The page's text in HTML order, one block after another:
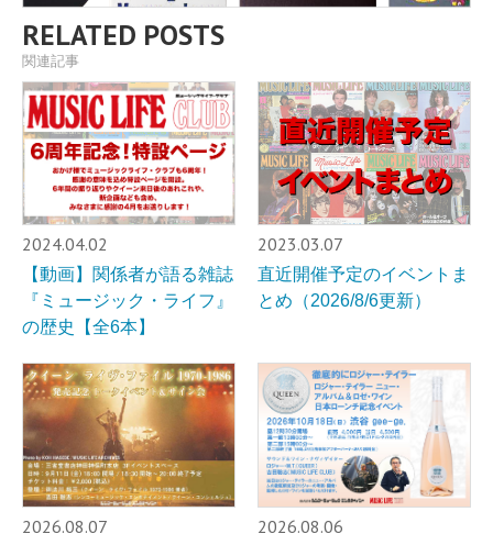
RELATED POSTS
関連記事
2024.04.02
【動画】関係者が語る雑誌
『ミュージック・ライフ』
の歴史【全6本】
2023.03.07
直近開催予定のイベントま
とめ（2026/8/6更新）
2026.08.07 2026.08.06